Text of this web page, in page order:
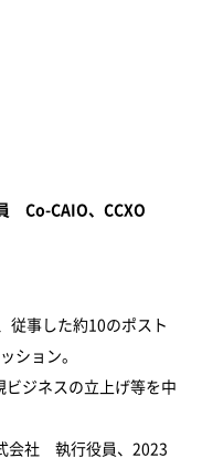
Co-CAIO、CCXO
事した約10のポスト
ション。
ビジネスの立上げ等を中
会社 執行役員、2023